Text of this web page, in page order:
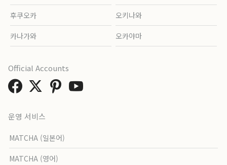
후쿠오카 오키나와
카나가와 오카야마
운영 서비스
MATCHA (일본어)
MATCHA (영어)
Official Accounts